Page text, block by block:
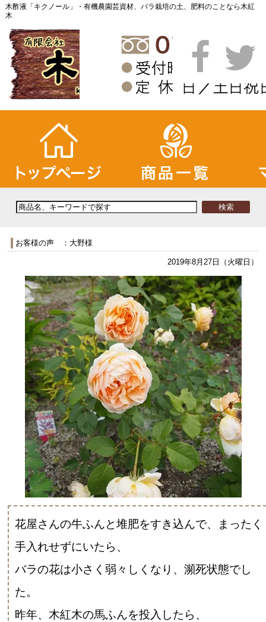
木酢液「キクノール」・有機農園芸資材、バラ栽培の土、肥料のことなら木紅
木
お客様の声 ：大野様
2019年8月27日（火曜日）
花屋さんの牛ふんと堆肥をすき込んで、まったく
手入れせずにいたら、
バラの花は小さく弱々しくなり、瀕死状態でし
た。
昨年、木紅木の馬ふんを投入したら、